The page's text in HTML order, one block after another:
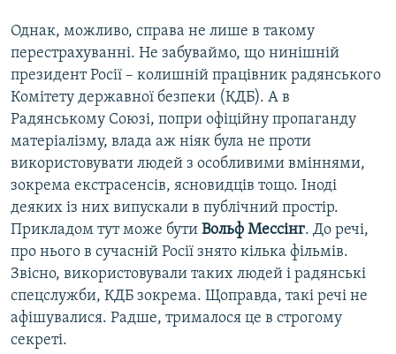
Однак, можливо, справа не лише в такому
перестрахуванні. Не забуваймо, що нинішній
президент Росії – колишній працівник радянського
Комітету державної безпеки (КДБ). А в
Радянському Союзі, попри офіційну пропаганду
матеріалізму, влада аж ніяк була не проти
використовувати людей з особливими вміннями,
зокрема екстрасенсів, ясновидців тощо. Іноді
деяких із них випускали в публічний простір.
Прикладом тут може бути Вольф Мессінг. До речі,
про нього в сучасній Росії знято кілька фільмів.
Звісно, використовували таких людей і радянські
спецслужби, КДБ зокрема. Щоправда, такі речі не
афішувалися. Радше, трималося це в строгому
секреті.